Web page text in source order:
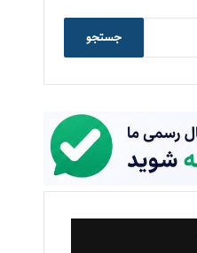
جستجو